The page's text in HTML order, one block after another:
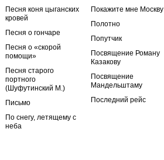
Песня коня цыганских
кровей
Песня о гончаре
Песня о «скорой
помощи»
Песня старого
портного
(Шуфутинский М.)
Письмо
По снегу, летящему с
неба
Покажите мне Москву
Полотно
Попутчик
Посвящение Роману
Казакову
Посвящение
Мандельштаму
Последний рейс